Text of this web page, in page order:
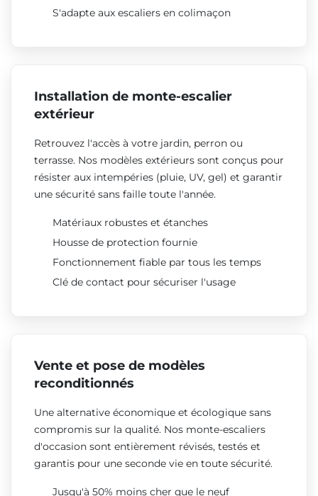
S'adapte aux escaliers en colimaçon
Installation de monte-escalier
extérieur
Retrouvez l'accès à votre jardin, perron ou
terrasse. Nos modèles extérieurs sont conçus pour
résister aux intempéries (pluie, UV, gel) et garantir
une sécurité sans faille toute l'année.
Matériaux robustes et étanches
Housse de protection fournie
Fonctionnement fiable par tous les temps
Clé de contact pour sécuriser l'usage
Vente et pose de modèles
reconditionnés
Une alternative économique et écologique sans
compromis sur la qualité. Nos monte-escaliers
d'occasion sont entièrement révisés, testés et
garantis pour une seconde vie en toute sécurité.
Jusqu'à 50% moins cher que le neuf